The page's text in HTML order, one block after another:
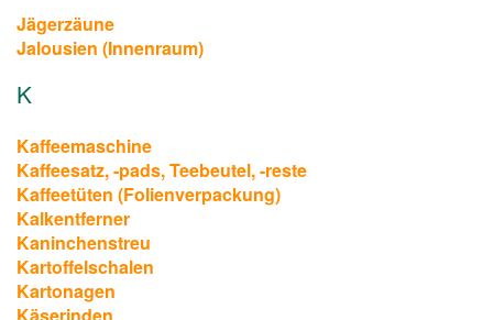
Jägerzäune
Jalousien (Innenraum)
K
Kaffeemaschine
Kaffeesatz, -pads, Teebeutel, -reste
Kaffeetüten (Folienverpackung)
Kalkentferner
Kaninchenstreu
Kartoffelschalen
Kartonagen
Käserinden